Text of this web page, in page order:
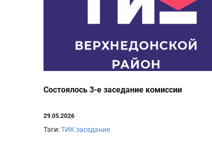
Состоялось 3-е заседание комиссии
29.05.2026
Тэги:ТИК заседание